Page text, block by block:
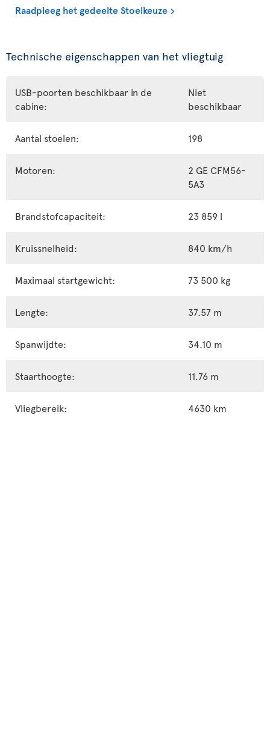
Raadpleeg het gedeelte Stoelkeuze
Technische eigenschappen van het vliegtuig
USB-poorten beschikbaar in de
cabine:
Niet
beschikbaar
Aantal stoelen: 198
Motoren:
2 GE CFM56-
5A3
Brandstofcapaciteit: 23 859 l
Kruissnelheid: 840 km/h
Maximaal startgewicht: 73 500 kg
Lengte: 37.57 m
Spanwijdte: 34.10 m
Staarthoogte: 11.76 m
Vliegbereik: 4630 km